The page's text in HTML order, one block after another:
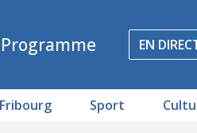
Programme EN
Fribourg Sport